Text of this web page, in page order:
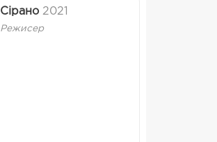
Сірано 2021
Режисер